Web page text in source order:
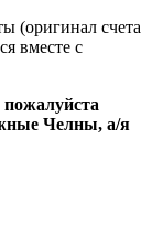
(оригинал счета
вместе с
пожалуйста
Челны, а/я